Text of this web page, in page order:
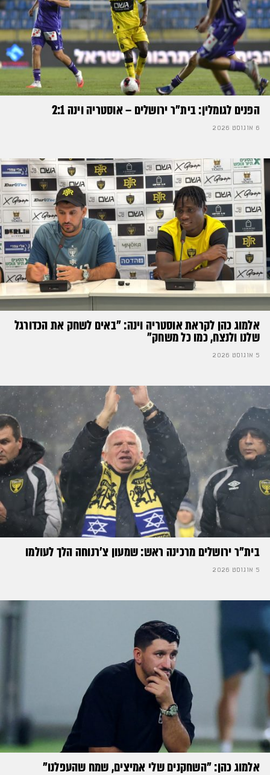
הפנים לגומלין: בית״ר ירושלים – אוסטריה וינה 2:1
6 אוגוסט 2026
אלמוג כהן לקראת אוסטריה וינה: ״באים לשחק את הכדורגל
שלנו ולנצח, כמו כל משחק״
5 אוגוסט 2026
בית"ר ירושלים מרכינה ראש: שמעון צ'רנוחה הלך לעולמו
5 אוגוסט 2026
אלמוג כהן: "השחקנים שלי אמיצים, שמח שהעפלנו"